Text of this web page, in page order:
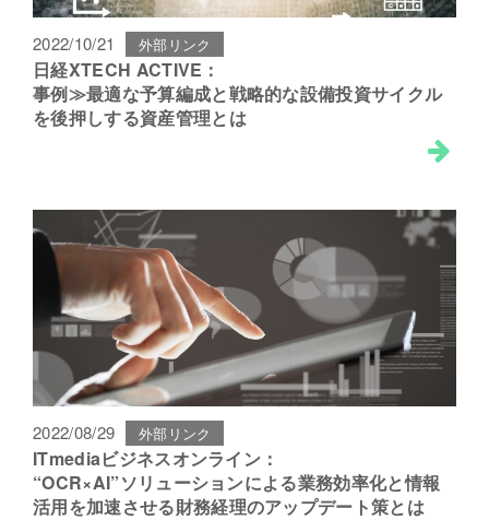
2022/10/21 外部リンク
日経XTECH ACTIVE：
事例≫最適な予算編成と戦略的な設備投資サイクル
を後押しする資産管理とは
2022/08/29 外部リンク
ITmediaビジネスオンライン：
“OCR×AI”ソリューションによる業務効率化と情報
活用を加速させる財務経理のアップデート策とは